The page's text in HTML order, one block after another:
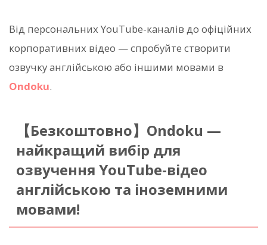
Від персональних YouTube-каналів до офіційних
корпоративних відео — спробуйте створити
озвучку англійською або іншими мовами в
Ondoku.
【Безкоштовно】Ondoku —
найкращий вибір для
озвучення YouTube-відео
англійською та іноземними
мовами!